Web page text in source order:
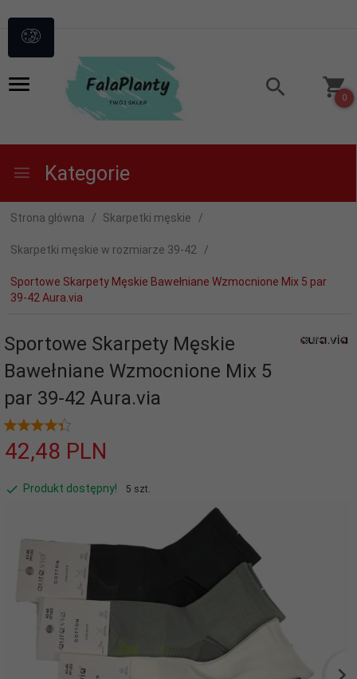
0
Kategorie
Strona główna Skarpetki męskie
Skarpetki męskie w rozmiarze 39-42
Sportowe Skarpety Męskie Bawełniane Wzmocnione Mix 5 par
39-42 Aura.via
Sportowe Skarpety Męskie
Bawełniane Wzmocnione Mix 5
par 39-42 Aura.via
42,48 PLN
Produkt dostępny! 5 szt.